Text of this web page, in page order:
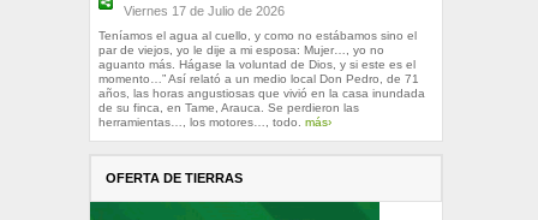
Viernes 17 de Julio de 2026
Teníamos el agua al cuello, y como no estábamos sino el
par de viejos, yo le dije a mi esposa: Mujer…, yo no
aguanto más. Hágase la voluntad de Dios, y si este es el
momento…” Así relató a un medio local Don Pedro, de 71
años, las horas angustiosas que vivió en la casa inundada
de su finca, en Tame, Arauca. Se perdieron las
herramientas…, los motores…, todo. más›
OFERTA DE TIERRAS